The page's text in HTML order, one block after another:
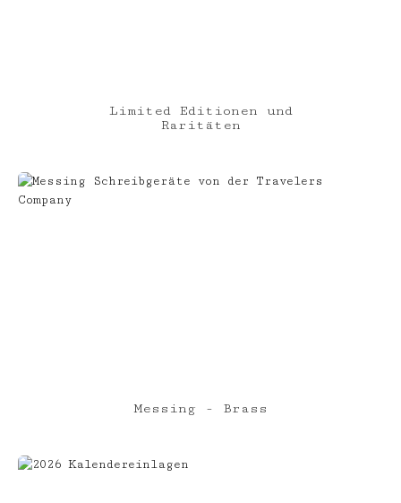
Limited Editionen und
Raritäten
Messing - Brass